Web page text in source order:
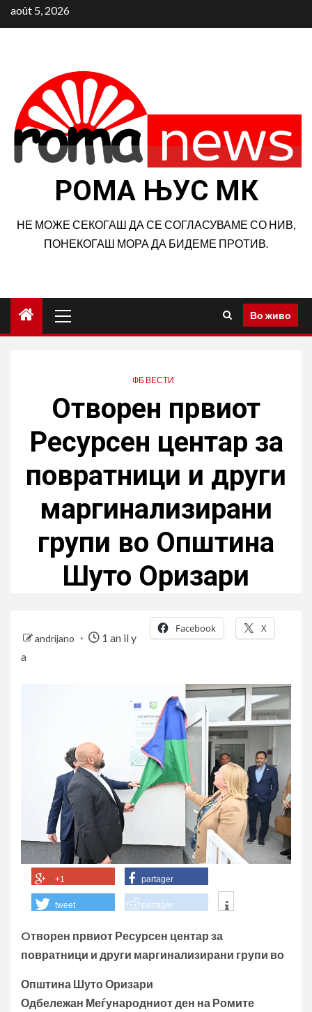
Aller
au
août 5, 2026
РОМА ЊУС МК
НЕ МОЖЕ СЕКОГАШ ДА СЕ СОГЛАСУВАМЕ СО НИВ,
ПОНЕКОГАШ МОРА ДА БИДЕМЕ ПРОТИВ.
principal
Во живо
ФБ ВЕСТИ
Oтворен првиот
Ресурсен центар за
повратници и други
маргинализирани
групи во Општина
Шуто Оризари
andrijano
1 an il y
a
Facebook X
+1 partager
tweet partager
Oтворен првиот Ресурсен центар за
повратници и други маргинализирани групи во
Општина Шуто Оризари
Одбележан Меѓународниот ден на Ромите